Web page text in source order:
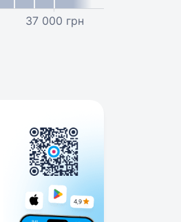
37 000 грн